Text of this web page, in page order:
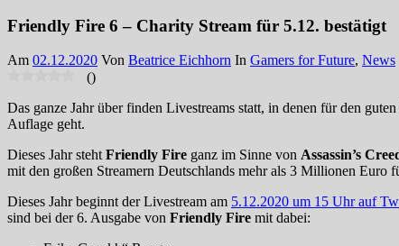
Friendly Fire 6 – Charity Stream für 5.12. bestätigt
Am 02.12.2020 Von Beatrice Eichhorn In Gamers for Future, News
()
Das ganze Jahr über finden Livestreams statt, in denen für den
Auflage geht.
Dieses Jahr steht Friendly Fire ganz im Sinne von Assassin’s
mit den großen Streamern Deutschlands mehr als 3 Millionen Euro
Dieses Jahr beginnt der Livestream am 5.12.2020 um 15 Uhr auf
sind bei der 6. Ausgabe von Friendly Fire mit dabei: